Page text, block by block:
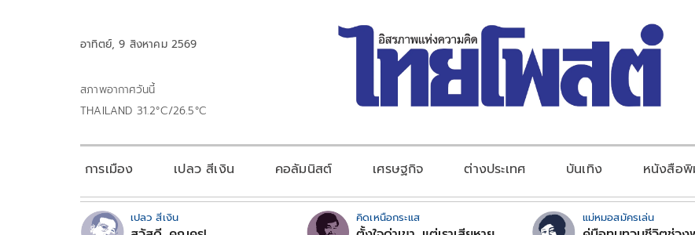
อาทิตย์, 9 สิงหาคม 2569
สภาพอากาศวันนี้
THAILAND 31.2°C/26.5°C
การเมือง เปลว สีเงิน คอลัมนิสต์ เศรษฐกิจ ต่างประเทศ บันเทิง หนังสือ
เปลว สีเงิน คิดเหนือกระแส แม่หมอสมัครเล่น